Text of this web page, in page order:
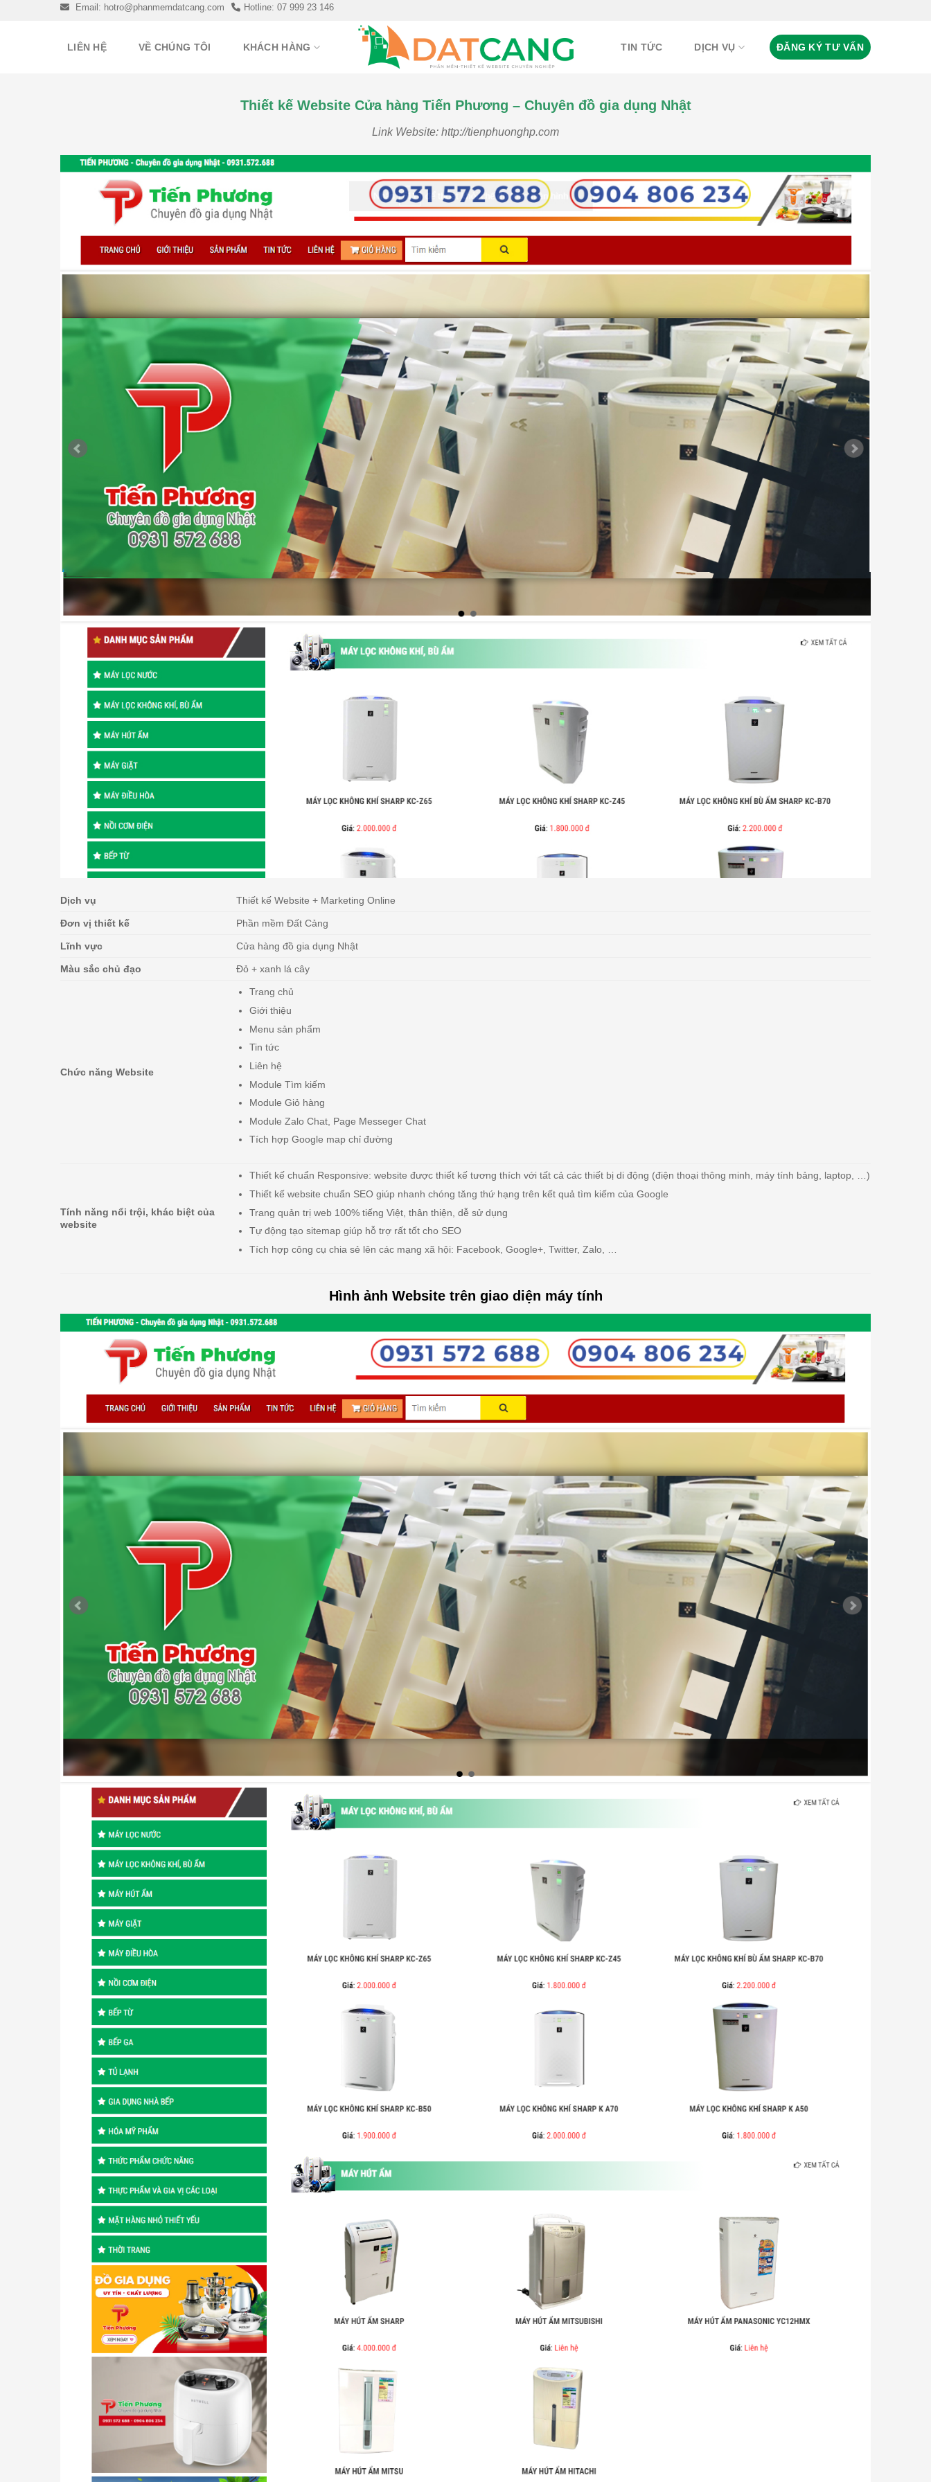
Email: hotro@phanmemdatcang.com Hotline: 07 999 23 146
LIÊN HỆ VỀ CHÚNG TÔI KHÁCH HÀNG TIN TỨC DỊCH VỤ ĐĂNG KÝ TƯ VẤN
Thiết kế Website Cửa hàng Tiến Phương – Chuyên đồ gia dụng Nhật
Link Website: http://tienphuonghp.com
Dịch vụ Thiết kế Website + Marketing Online
Đơn vị thiết kế Phần mềm Đất Cảng
Lĩnh vực Cửa hàng đồ gia dụng Nhật
Màu sắc chủ đạo Đỏ + xanh lá cây
Chức năng Website
Trang chủ
Giới thiệu
Menu sản phẩm
Tin tức
Liên hệ
Module Tìm kiếm
Module Giỏ hàng
Module Zalo Chat, Page Messeger Chat
Tích hợp Google map chỉ đường
Tính năng nổi trội, khác biệt của
website
Thiết kế chuẩn Responsive: website được thiết kế tương thích với tất cả các thiết bị di động (điện thoại thông minh, máy tính bảng, laptop, …)
Thiết kế website chuẩn SEO giúp nhanh chóng tăng thứ hạng trên kết quả tìm kiếm của Google
Trang quản trị web 100% tiếng Việt, thân thiện, dễ sử dụng
Tự động tạo sitemap giúp hỗ trợ rất tốt cho SEO
Tích hợp công cụ chia sẻ lên các mạng xã hội: Facebook, Google+, Twitter, Zalo, …
Hình ảnh Website trên giao diện máy tính